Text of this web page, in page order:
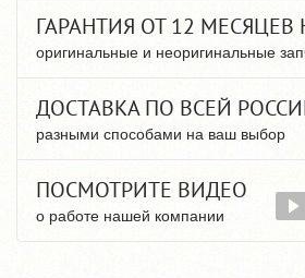
ГАРАНТИЯ ОТ 12 МЕСЯЦЕВ
оригинальные и неоригинальные
ДОСТАВКА ПО ВСЕЙ
разными способами на ваш выбор
ПОСМОТРИТЕ ВИДЕО
о работе нашей компании